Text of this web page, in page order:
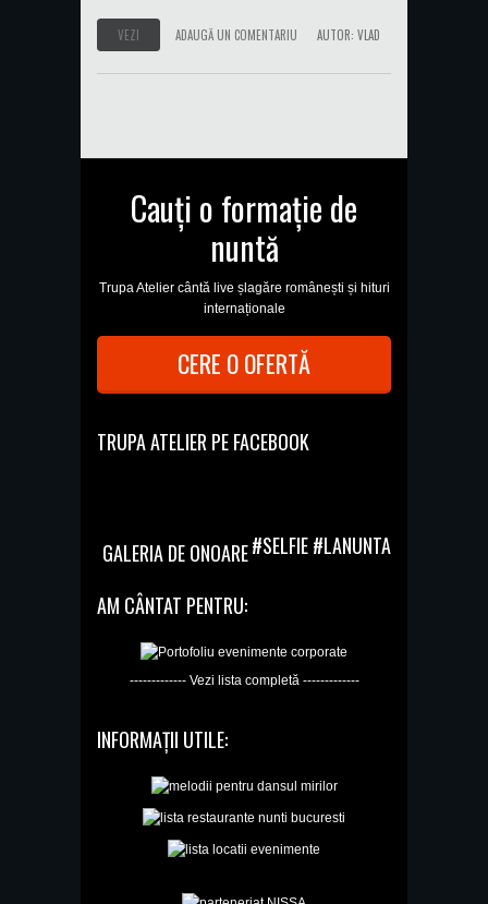
VEZI ADAUGĂ UN COMENTARIU AUTOR: VLAD
Cauți o formație de
nuntă
Trupa Atelier cântă live șlagăre românești și hituri
internaționale
CERE O OFERTĂ
TRUPA ATELIER PE FACEBOOK
GALERIA DE ONOARE#SELFIE #LANUNTA
AM CÂNTAT PENTRU:
------------- Vezi lista completă -------------
INFORMAȚII UTILE: